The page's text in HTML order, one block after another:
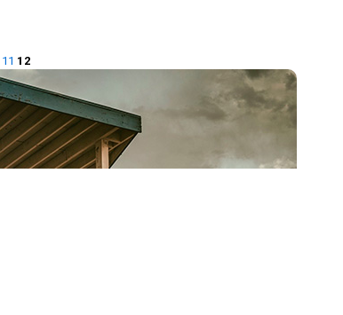
11 12